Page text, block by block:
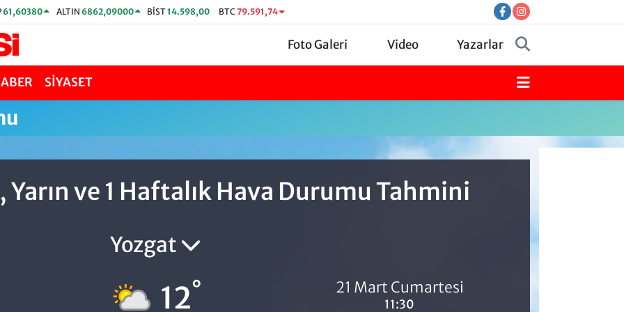
61,60380 ALTIN 6862,09000 BİST14.598,00 BTC 79.591,74
Foto Galeri Video Yazarlar
SİYASET
ve 1 Haftalık Hava Durumu Tahmini
Yozgat
12° 21 Mart Cumartesi
11:30